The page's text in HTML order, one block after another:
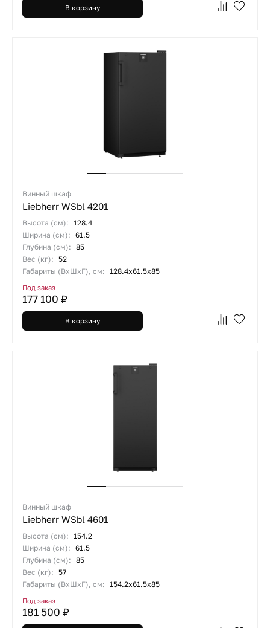
В корзину
Винный шкаф
Liebherr WSbl 4201
Высота (см): 128.4
Ширина (см): 61.5
Глубина (см): 85
Вес (кг): 52
Габариты (ВхШхГ), см: 128.4х61.5х85
Под заказ
177 100 ₽
В корзину
Винный шкаф
Liebherr WSbl 4601
Высота (см): 154.2
Ширина (см): 61.5
Глубина (см): 85
Вес (кг): 57
Габариты (ВхШхГ), см: 154.2х61.5х85
Под заказ
181 500 ₽